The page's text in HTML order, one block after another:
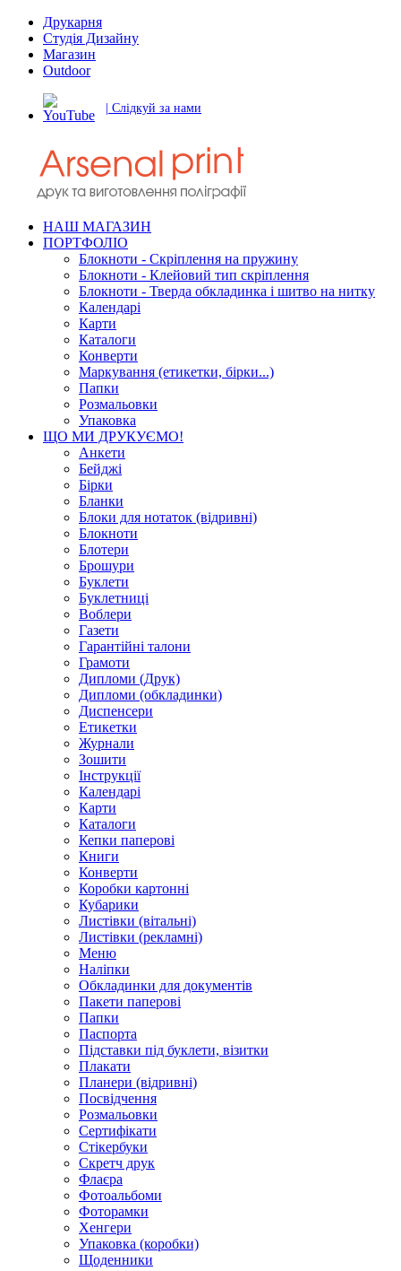
Друкарня
Студія Дизайну
Магазин
Outdoor
| Слідкуй за нами
НАШ МАГАЗИН
ПОРТФОЛІО
Блокноти - Скріплення на пружину
Блокноти - Клейовий тип скріплення
Блокноти - Тверда обкладинка і шитво на нитку
Календарі
Карти
Каталоги
Конверти
Маркування (етикетки, бірки...)
Папки
Розмальовки
Упаковка
ЩО МИ ДРУКУЄМО!
Анкети
Бейджі
Бірки
Бланки
Блоки для нотаток (відривні)
Блокноти
Блотери
Брошури
Буклети
Буклетниці
Воблери
Газети
Гарантійні талони
Грамоти
Дипломи (Друк)
Дипломи (обкладинки)
Диспенсери
Етикетки
Журнали
Зошити
Інструкції
Календарі
Карти
Каталоги
Кепки паперові
Книги
Конверти
Коробки картонні
Кубарики
Листівки (вітальні)
Листівки (рекламні)
Меню
Наліпки
Обкладинки для документів
Пакети паперові
Папки
Паспорта
Підставки під буклети, візитки
Плакати
Планери (відривні)
Посвідчення
Розмальовки
Сертифікати
Стікербуки
Скретч друк
Флаєра
Фотоальбоми
Фоторамки
Хенгери
Упаковка (коробки)
Щоденники